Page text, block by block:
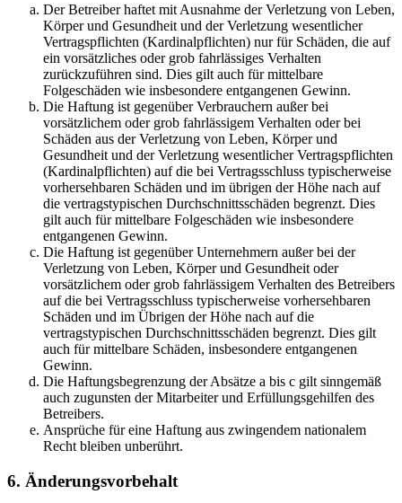
Der Betreiber haftet mit Ausnahme der Verletzung von Leben,
Körper und Gesundheit und der Verletzung wesentlicher
Vertragspflichten (Kardinalpflichten) nur für Schäden, die auf
ein vorsätzliches oder grob fahrlässiges Verhalten
zurückzuführen sind. Dies gilt auch für mittelbare
Folgeschäden wie insbesondere entgangenen Gewinn.
Die Haftung ist gegenüber Verbrauchern außer bei
vorsätzlichem oder grob fahrlässigem Verhalten oder bei
Schäden aus der Verletzung von Leben, Körper und
Gesundheit und der Verletzung wesentlicher Vertragspflichten
(Kardinalpflichten) auf die bei Vertragsschluss typischerweise
vorhersehbaren Schäden und im übrigen der Höhe nach auf
die vertragstypischen Durchschnittsschäden begrenzt. Dies
gilt auch für mittelbare Folgeschäden wie insbesondere
entgangenen Gewinn.
Die Haftung ist gegenüber Unternehmern außer bei der
Verletzung von Leben, Körper und Gesundheit oder
vorsätzlichem oder grob fahrlässigem Verhalten des Betreibers
auf die bei Vertragsschluss typischerweise vorhersehbaren
Schäden und im Übrigen der Höhe nach auf die
vertragstypischen Durchschnittsschäden begrenzt. Dies gilt
auch für mittelbare Schäden, insbesondere entgangenen
Gewinn.
Die Haftungsbegrenzung der Absätze a bis c gilt sinngemäß
auch zugunsten der Mitarbeiter und Erfüllungsgehilfen des
Betreibers.
Ansprüche für eine Haftung aus zwingendem nationalem
Recht bleiben unberührt.
6. Änderungsvorbehalt